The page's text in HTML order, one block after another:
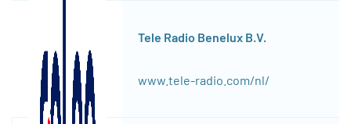
Tele Radio Benelux B.V.
www.tele-radio.com/nl/